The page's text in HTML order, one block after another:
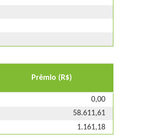
Prêmio (R$)
0,00
58.611,61
1.161,18